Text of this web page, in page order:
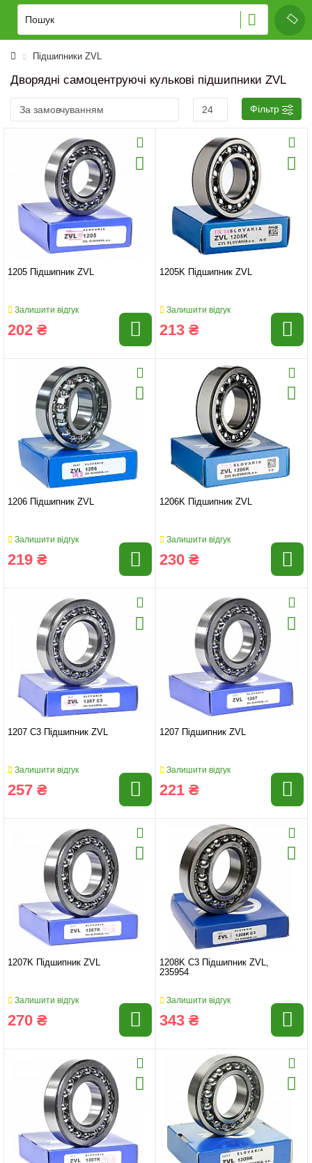
Підшипники ZVL
Дворядні самоцентруючі кулькові підшипники ZVL
Фільтр
1205 Підшипник ZVL
Залишити відгук
202 ₴
1205K Підшипник ZVL
Залишити відгук
213 ₴
1206 Підшипник ZVL
Залишити відгук
219 ₴
1206K Підшипник ZVL
Залишити відгук
230 ₴
1207 C3 Підшипник ZVL
Залишити відгук
257 ₴
1207 Підшипник ZVL
Залишити відгук
221 ₴
1207K Підшипник ZVL
Залишити відгук
270 ₴
1208K C3 Підшипник ZVL,
235954
Залишити відгук
343 ₴